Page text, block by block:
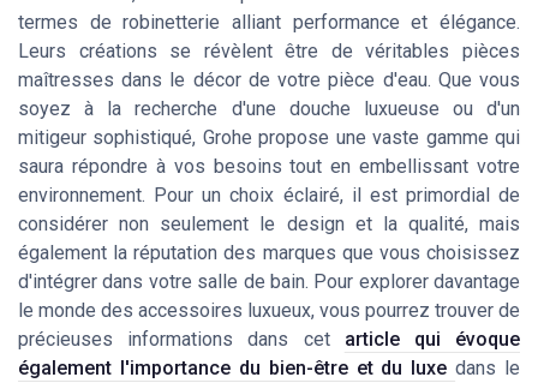
termes de robinetterie alliant performance et élégance.
Leurs créations se révèlent être de véritables pièces
maîtresses dans le décor de votre pièce d'eau. Que vous
soyez à la recherche d'une douche luxueuse ou d'un
mitigeur sophistiqué, Grohe propose une vaste gamme qui
saura répondre à vos besoins tout en embellissant votre
environnement. Pour un choix éclairé, il est primordial de
considérer non seulement le design et la qualité, mais
également la réputation des marques que vous choisissez
d'intégrer dans votre salle de bain. Pour explorer davantage
le monde des accessoires luxueux, vous pourrez trouver de
précieuses informations dans cet article qui évoque
également l'importance du bien-être et du luxedans le